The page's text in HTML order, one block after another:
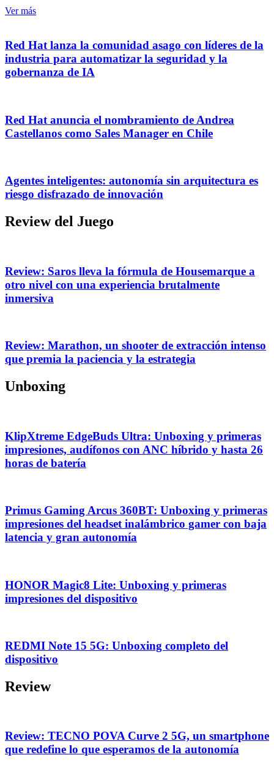
Ver más
Red Hat lanza la comunidad asago con líderes de la
industria para automatizar la seguridad y la
gobernanza de IA
Red Hat anuncia el nombramiento de Andrea
Castellanos como Sales Manager en Chile
Agentes inteligentes: autonomía sin arquitectura es
riesgo disfrazado de innovación
Review del Juego
Review: Saros lleva la fórmula de Housemarque a
otro nivel con una experiencia brutalmente
inmersiva
Review: Marathon, un shooter de extracción intenso
que premia la paciencia y la estrategia
Unboxing
KlipXtreme EdgeBuds Ultra: Unboxing y primeras
impresiones, audífonos con ANC híbrido y hasta 26
horas de batería
Primus Gaming Arcus 360BT: Unboxing y primeras
impresiones del headset inalámbrico gamer con baja
latencia y gran autonomía
HONOR Magic8 Lite: Unboxing y primeras
impresiones del dispositivo
REDMI Note 15 5G: Unboxing completo del
dispositivo
Review
Review: TECNO POVA Curve 2 5G, un smartphone
que redefine lo que esperamos de la autonomía